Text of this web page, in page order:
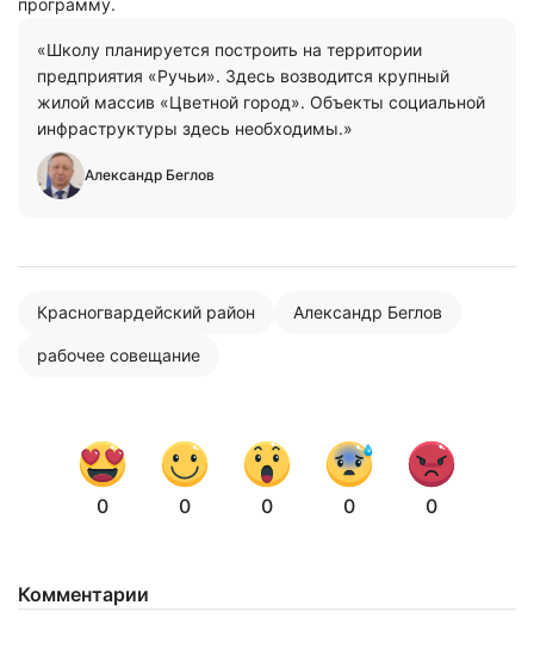
программу.
«Школу планируется построить на территории
предприятия «Ручьи». Здесь возводится крупный
жилой массив «Цветной город». Объекты социальной
инфраструктуры здесь необходимы.»
Александр Беглов
Красногвардейский район Александр Беглов
рабочее совещание
0 0 0 0 0
Комментарии